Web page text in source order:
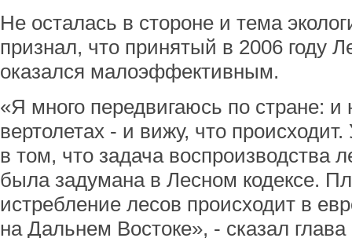
Не осталась в стороне и тема
признал, что принятый в 2006 году
оказался малоэффективным.
«Я много передвигаюсь по стране: и
вертолетах - и вижу, что
в том, что задача воспроизводства
была задумана в Лесном кодексе.
истребление лесов происходит в
на Дальнем Востоке», - сказал глава